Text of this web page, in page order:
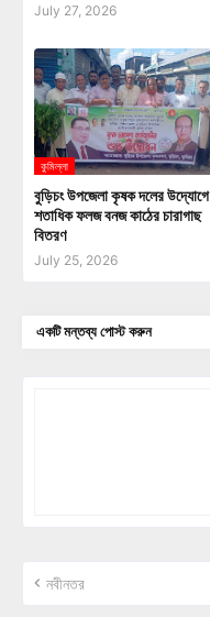
July 27, 2026
কুমিল্লা
বুড়িচং উপজেলা কৃষক দলের উদ্যোগে
শতাধিক ফলজ বনজ কাঠের চারাগাছ
বিতরণ
July 25, 2026
একটি মন্তব্য পোস্ট করুন
নবীনতর